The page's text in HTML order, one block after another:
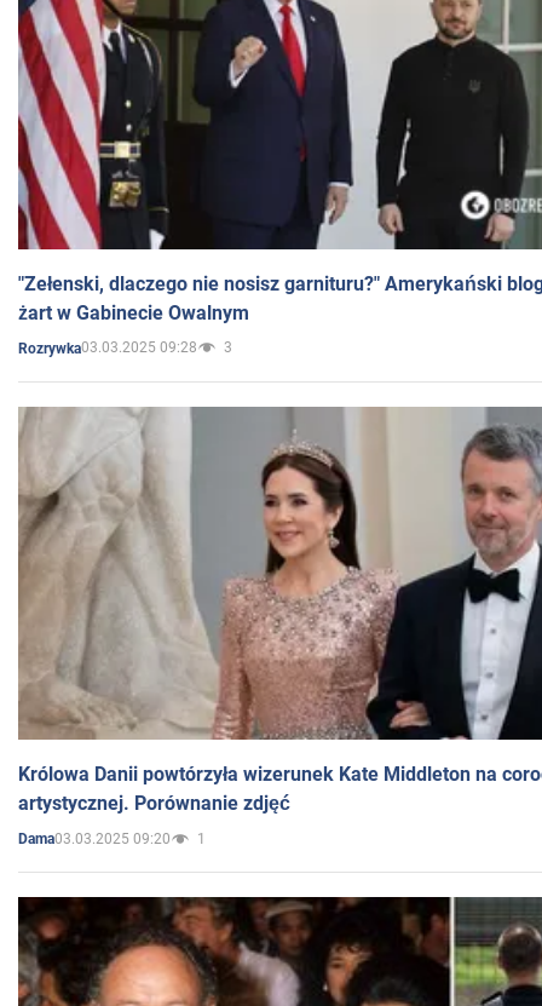
"Zełenski, dlaczego nie nosisz garnituru?" Amerykański
żart w Gabinecie Owalnym
Rozrywka03.03.2025 09:28 3
Królowa Danii powtórzyła wizerunek Kate Middleton na
artystycznej. Porównanie zdjęć
Dama03.03.2025 09:20 1